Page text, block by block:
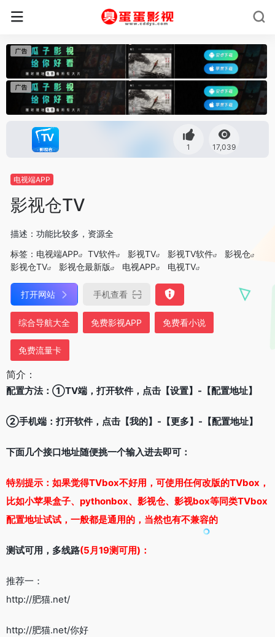
1 17,039
电视端APP
影视仓TV
描述：功能比较多，资源全
标签： 电视端APP TV软件 影视TV 影视TV软件
影视仓
影视仓TV
影视仓最新版 电视APP 电视TV
打开网站 手机查看
综合导航大全 免费影视APP 免费看小说
免费流量卡
简介：
配置方法：①TV端，打开软件，点击【设置】-【配置地址】
②手机端：打开软件，点击【我的】-【更多】-【配置地址】
下面几个接口地址随便挑一个输入进去即可：
特别提示：如果觉得TVbox不好用，可使用任何改版的TVbox，
比如小苹果盒子、pythonbox、影视仓、影视box等同类TVbox
配置地址试试，一般都是通用的，当然也有不兼容的
测试可用，多线路(5月19测可用)：
推荐一：
http://肥猫.net/
http://肥猫.net/你好